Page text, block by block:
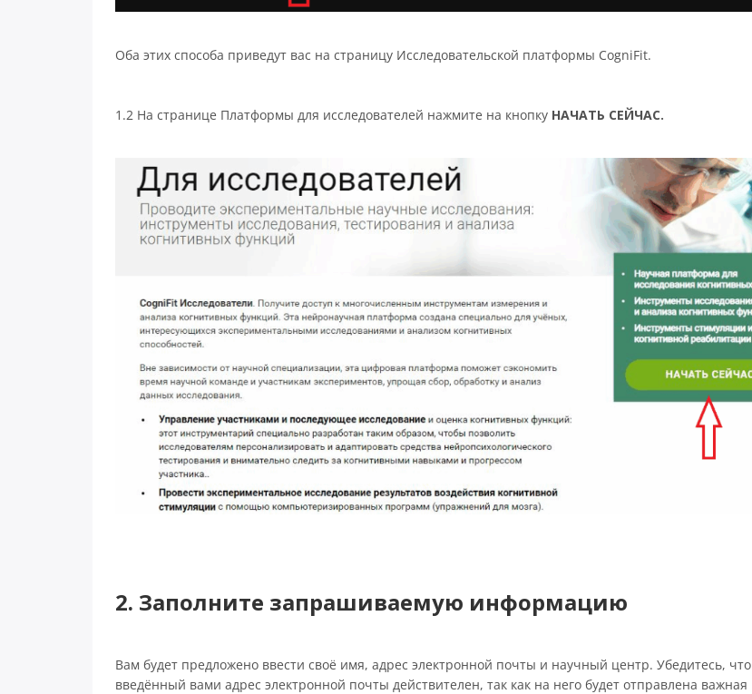
Оба этих способа приведут вас на страницу Исследовательской платформы CogniFit.
1.2 На странице Платформы для исследователей нажмите на кнопку НАЧАТЬ СЕЙЧАС.
2. Заполните запрашиваемую информацию
Вам будет предложено ввести своё имя, адрес электронной почты и научный центр. Убедитесь, что
введённый вами адрес электронной почты действителен, так как на него будет отправлена важная